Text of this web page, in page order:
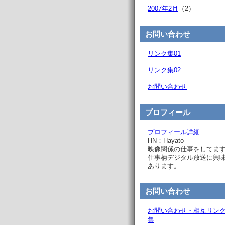
2007年2月 （2）
お問い合わせ
リンク集01
リンク集02
お問い合わせ
プロフィール
プロフィール詳細
HN：Hayato
映像関係の仕事をしてます
仕事柄デジタル放送に興
あります。
お問い合わせ
お問い合わせ・相互リン
集